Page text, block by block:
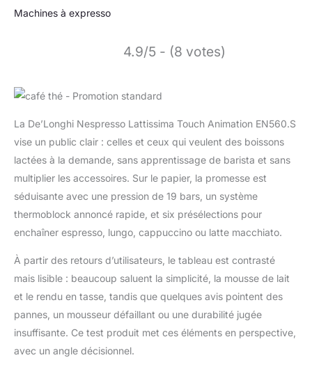
Machines à expresso
4.9/5 - (8 votes)
La De’Longhi Nespresso Lattissima Touch Animation EN560.S
vise un public clair : celles et ceux qui veulent des boissons
lactées à la demande, sans apprentissage de barista et sans
multiplier les accessoires. Sur le papier, la promesse est
séduisante avec une pression de 19 bars, un système
thermoblock annoncé rapide, et six présélections pour
enchaîner espresso, lungo, cappuccino ou latte macchiato.
À partir des retours d’utilisateurs, le tableau est contrasté
mais lisible : beaucoup saluent la simplicité, la mousse de lait
et le rendu en tasse, tandis que quelques avis pointent des
pannes, un mousseur défaillant ou une durabilité jugée
insuffisante. Ce test produit met ces éléments en perspective,
avec un angle décisionnel.